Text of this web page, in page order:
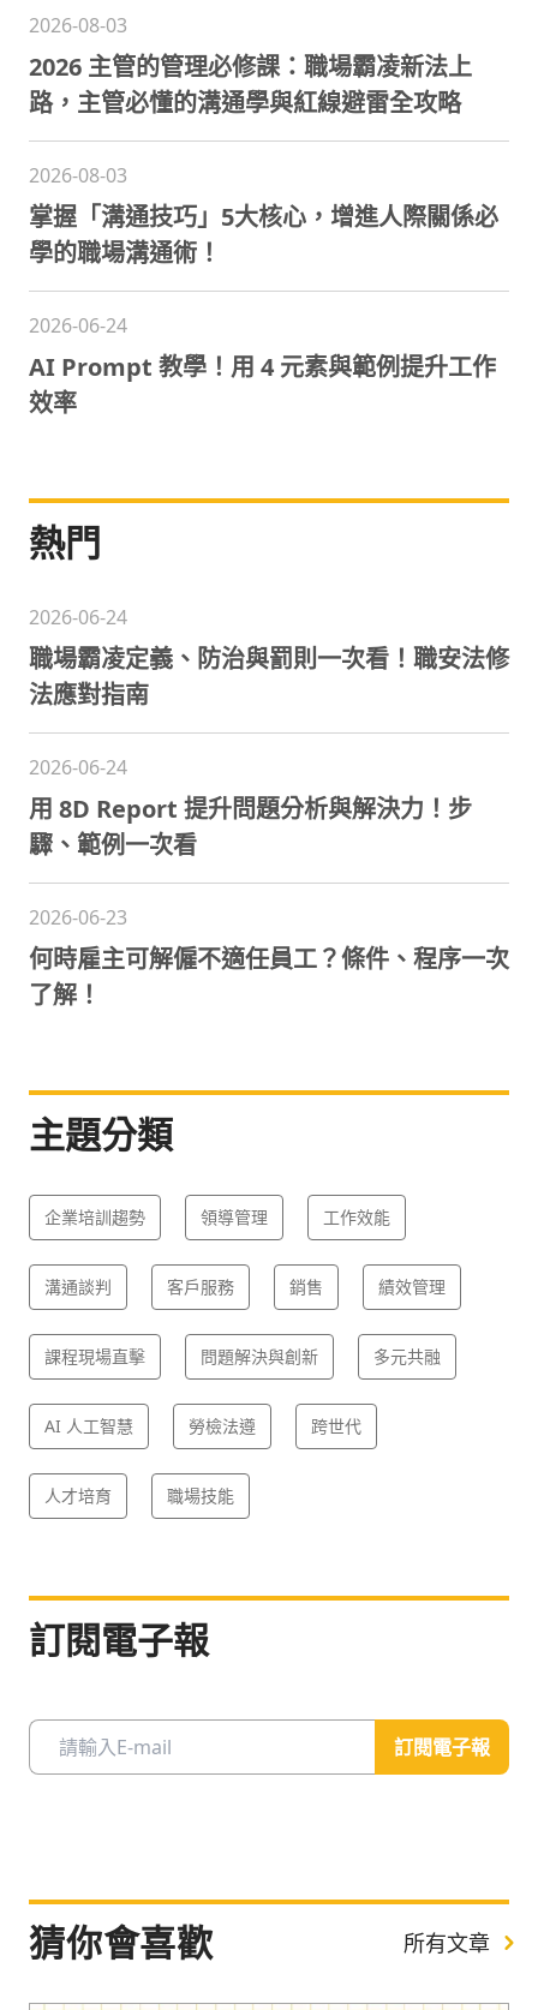
2026-08-03
2026 主管的管理必修課：職場霸凌新法上
路，主管必懂的溝通學與紅線避雷全攻略
2026-08-03
掌握「溝通技巧」5大核心，增進人際關係必
學的職場溝通術！
2026-06-24
AI Prompt 教學！用 4 元素與範例提升工作
效率
熱門
2026-06-24
職場霸凌定義、防治與罰則一次看！職安法修
法應對指南
2026-06-24
用 8D Report 提升問題分析與解決力！步
驟、範例一次看
2026-06-23
何時雇主可解僱不適任員工？條件、程序一次
了解！
主題分類
企業培訓趨勢 領導管理 工作效能
溝通談判 客戶服務 銷售 績效管理
課程現場直擊 問題解決與創新 多元共融
AI 人工智慧 勞檢法遵 跨世代
人才培育 職場技能
訂閱電子報
訂閱電子報
猜你會喜歡 所有文章